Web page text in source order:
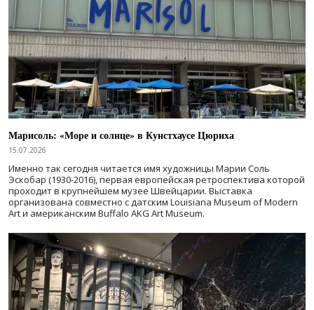
Марисоль: «Море и солнце» в Кунстхаусе Цюриха
15.07.2026
Именно так сегодня читается имя художницы Марии Соль
Эскобар (1930-2016), первая европейская ретроспектива которой
проходит в крупнейшем музее Швейцарии. Выставка
организована совместно с датским Louisiana Museum of Modern
Art и американским Buffalo AKG Art Museum.